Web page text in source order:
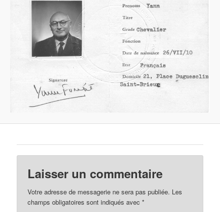
Laisser un commentaire
Votre adresse de messagerie ne sera pas publiée. Les
champs obligatoires sont indiqués avec*